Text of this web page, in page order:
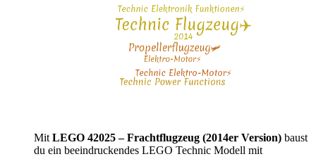
Mit LEGO 42025 – Frachtflugzeug (2014er Version) baust
du ein beeindruckendes LEGO Technic Modell mit